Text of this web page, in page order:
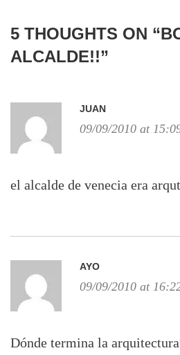
5 THOUGHTS ON “
ALCALDE!!”
JUAN
09/09/2010 at
el alcalde de venecia era
AYO
09/09/2010 at
Dónde termina la